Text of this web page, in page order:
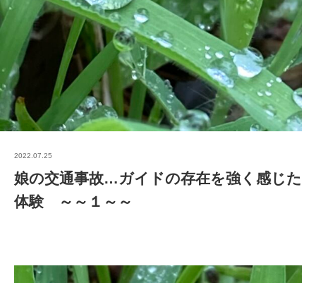
2022.07.25
娘の交通事故…ガイドの存在を強く感じた
体験 ～～１～～